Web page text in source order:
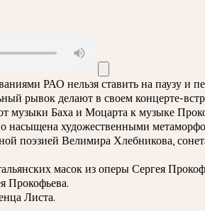
РАО нельзя ставить на паузу и
рывок делают в своем концерте-
музыки Баха и Моцарта к музыке
насыщена художественными
поэзией Велимира Хлебникова,
масок из оперы Сергея
Прокофьева.
Листа.